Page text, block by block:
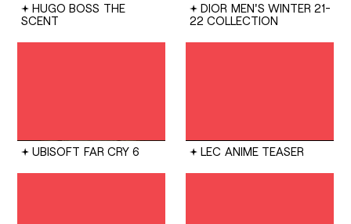
HUGO BOSS THE
SCENT
DIOR MEN'S WINTER 21-
22 COLLECTION
UBISOFT FAR CRY 6 LEC ANIME TEASER